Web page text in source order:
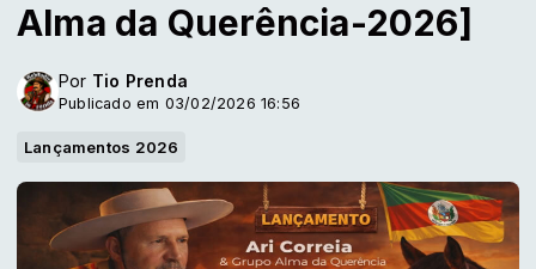
Alma da Querência-2026]
Por Tio Prenda
Publicado em 03/02/2026 16:56
Lançamentos 2026